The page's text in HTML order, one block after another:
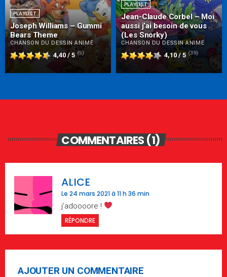
PLAYLIST
Joseph Williams – Gummi
Bears Theme
CHANSON DU DESSIN ANIMÉ
4,40 / 5 (5)
PLAYLIST
Jean-Claude Corbel – Moi
aussi j’ai besoin de vous
(Les Snorky)
CHANSON DU DESSIN ANIMÉ
4,10 / 5 (39)
COMMENTAIRES (1)
ALICE
Le 24 mars 2021 à 11 h 36 min
j’adoooore !
RÉPONDRE
AJOUTER UN COMMENTAIRE